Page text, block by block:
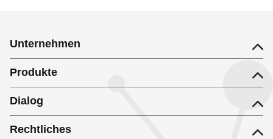
Unternehmen
Produkte
Dialog
Rechtliches